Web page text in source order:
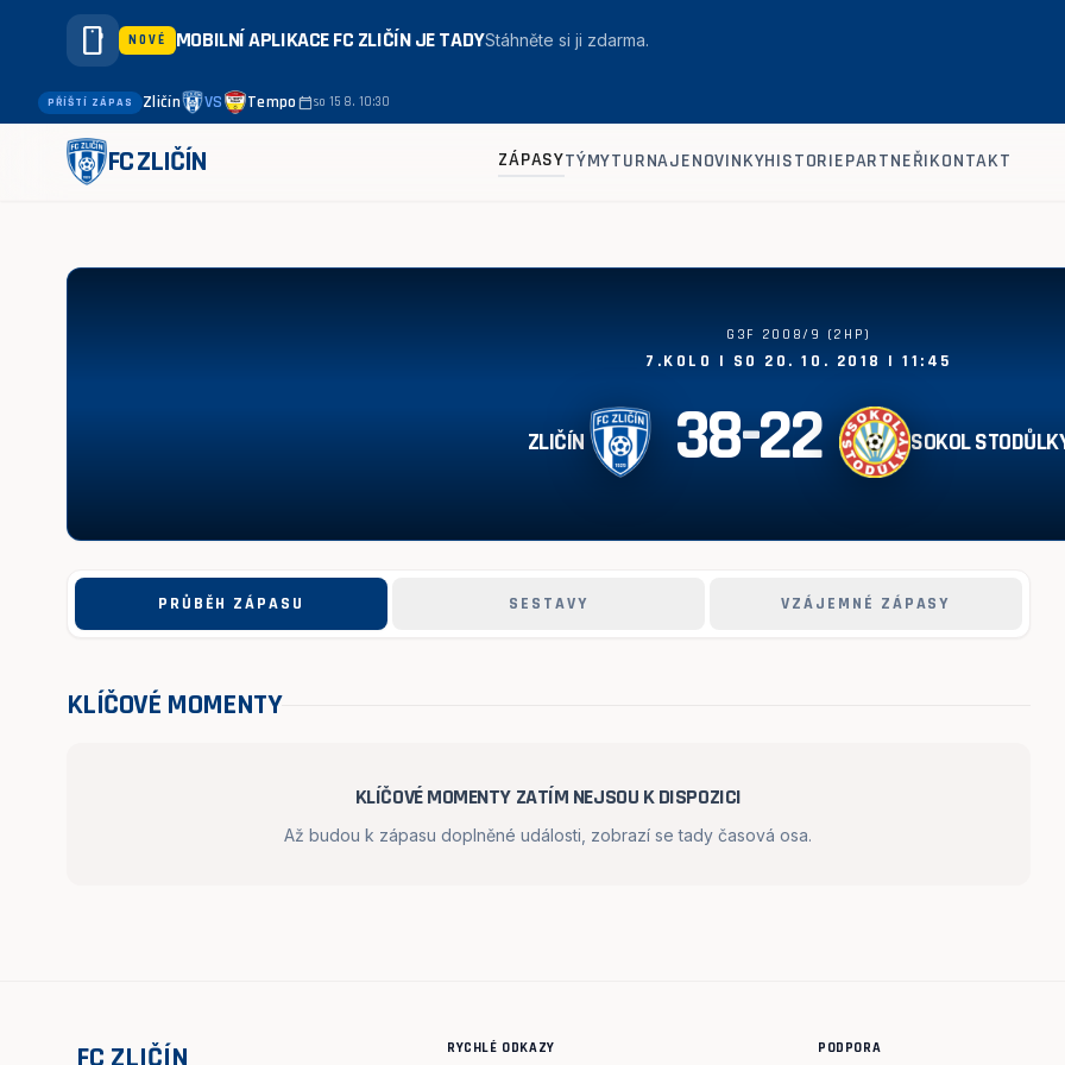
smartphone NOVÉ MOBILNÍ APLIKACE FC ZLIČÍN JE TADYStáhněte si ji zdarma.
PŘÍŠTÍ ZÁPAS Zličín VS Tempocalendar_todayso 15 8. 10:30
FC ZLIČÍN ZÁPASYTÝMYTURNAJENOVINKYHISTORIEPARTNEŘIKONTAKT
Zličín - Sokol Stodůlky 38:22
G3F 2008/9 (2HP)
7.KOLO | SO 20. 10. 2018 | 11:45
ZLIČÍN 38-22 SOKOL
PRŮBĚH ZÁPASU SESTAVY VZÁJEMNÉ ZÁPASY
KLÍČOVÉ MOMENTY
KLÍČOVÉ MOMENTY ZATÍM NEJSOU K DISPOZICI
Až budou k zápasu doplněné události, zobrazí se tady časová osa.
FC ZLIČÍN RYCHLÉ ODKAZY PODPORA